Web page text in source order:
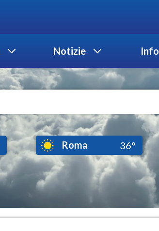
Notizie Info
Roma 36°